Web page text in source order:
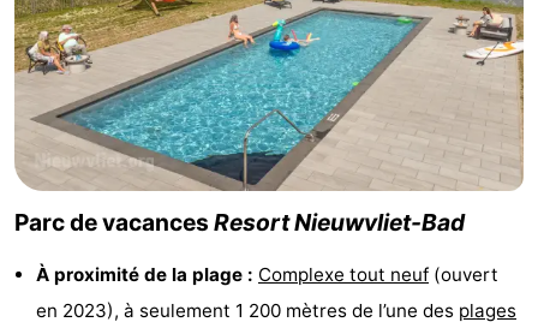
de
jeux
Aires
de
jeux
intérieures
-
Bowling
-
Parcours
de
Centres
de
Villages
Parc de vacances Resort Nieuwvliet-Bad
À proximité de la plage : Complexe tout neuf (ouvert
en 2023), à seulement 1 200 mètres de l’une des plages